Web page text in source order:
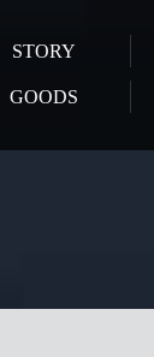
STORY
GOODS